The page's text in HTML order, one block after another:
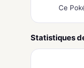
Ce
Statistiques